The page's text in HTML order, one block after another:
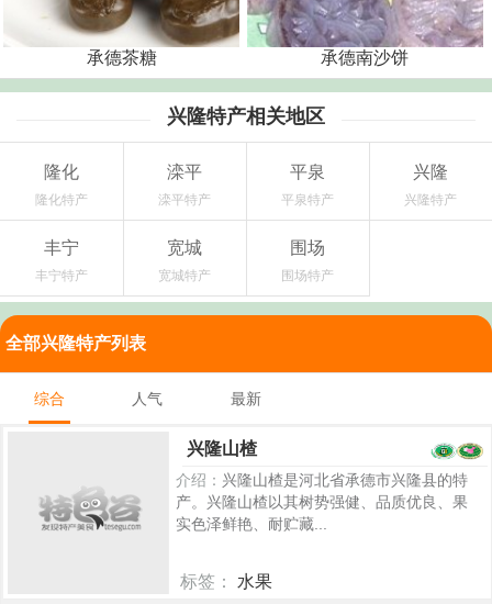
承德茶糖 承德南沙饼
兴隆特产相关地区
隆化
隆化特产
滦平
滦平特产
平泉
平泉特产
兴隆
兴隆特产
丰宁
丰宁特产
宽城
宽城特产
围场
围场特产
全部兴隆特产列表
综合 人气 最新
兴隆山楂
介绍： 兴隆山楂是河北省承德市兴隆县的特
产。兴隆山楂以其树势强健、品质优良、果
实色泽鲜艳、耐贮藏...
标签： 水果